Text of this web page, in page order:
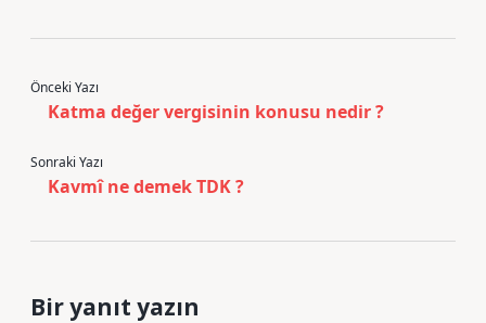
Önceki Yazı
Katma değer vergisinin konusu nedir ?
Sonraki Yazı
Kavmî ne demek TDK ?
Bir yanıt yazın